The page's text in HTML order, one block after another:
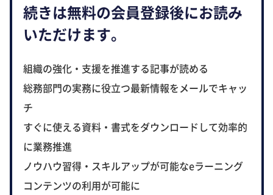
続きは無料の会員登録後にお読み
いただけます。
組織の強化・支援を推進する記事が読める
総務部門の実務に役立つ最新情報をメールでキャッ
チ
すぐに使える資料・書式をダウンロードして効率的
に業務推進
ノウハウ習得・スキルアップが可能なeラーニング
コンテンツの利用が可能に